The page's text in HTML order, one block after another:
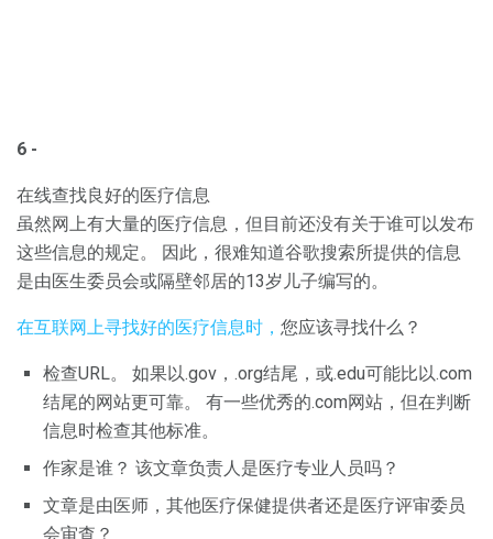
6 -
在线查找良好的医疗信息
虽然网上有大量的医疗信息，但目前还没有关于谁可以发布
这些信息的规定。 因此，很难知道谷歌搜索所提供的信息
是由医生委员会或隔壁邻居的13岁儿子编写的。
在互联网上寻找好的医疗信息时， 您应该寻找什么？
检查URL。 如果以.gov，.org结尾，或.edu可能比以.com
结尾的网站更可靠。 有一些优秀的.com网站，但在判断
信息时检查其他标准。
作家是谁？ 该文章负责人是医疗专业人员吗？
文章是由医师，其他医疗保健提供者还是医疗评审委员
会审查？